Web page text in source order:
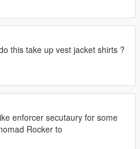
this take up vest jacket shirts ?
enforcer secutaury for some
Rocker to